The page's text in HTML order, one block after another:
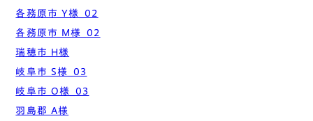
各務原市 Y様_02
各務原市 M様_02
瑞穂市 H様
岐阜市 S様_03
岐阜市 O様_03
羽島郡 A様